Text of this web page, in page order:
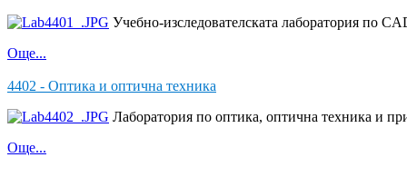
Учебно-изследователската лаборатория по
Още...
4402 - Оптика и оптична техника
Лаборатория по оптика, оптична техника и
Още...